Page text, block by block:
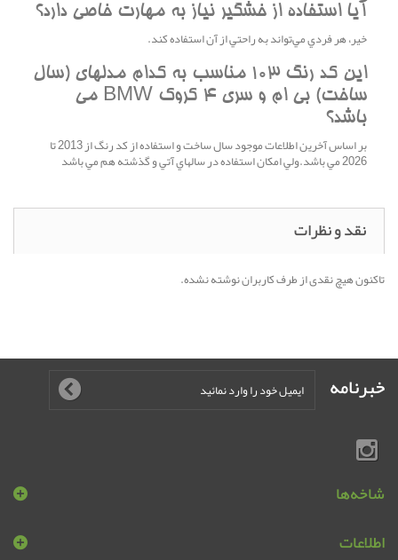
آيا استفاده از خشگير نياز به مهارت خاصي دارد؟
خير، هر فردي مي‌تواند به راحتي از آن استفاده کند.
اين کد رنگ 103 مناسب به کدام مدلهاي (سال
ساخت) بی ام و سری 4 کروک BMW مي
باشد؟
بر اساس آخرين اطلاعات موجود سال ساخت و استفاده از کد رنگ از 2013 تا
2026 مي باشد.ولي امکان استفاده در سالهاي آتي و گذشته هم مي باشد
نقد و نظرات
تاکنون هیچ نقدی از طرف کاربران نوشته نشده.
خبرنامه
شاخه‌ها
اطلاعات